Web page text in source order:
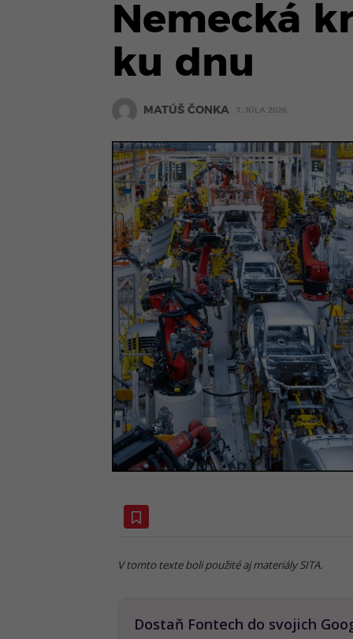
Nemecká
ku dnu
MATÚŠ ČONKA 7. JÚLA 2026
V tomto texte boli použité aj materiály SITA.
Dostaň Fontech do svojich